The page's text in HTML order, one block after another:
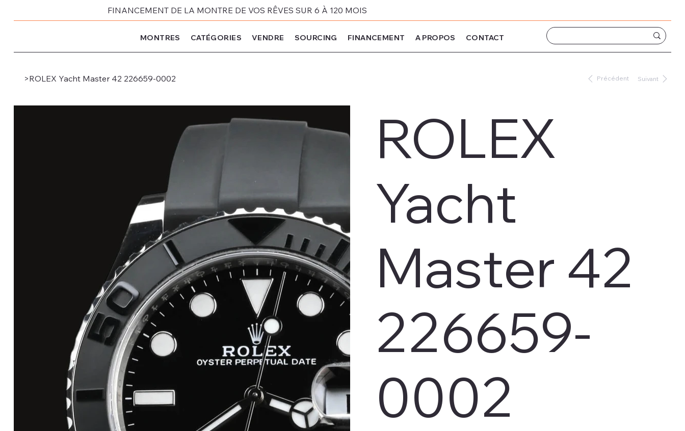
FINANCEMENT DE LA MONTRE DE VOS RÊVES SUR 6 À 120 MOIS
MONTRES CATÉGORIES VENDRE SOURCING FINANCEMENT A PROPOS CONTACT
>ROLEX Yacht Master 42 226659-0002 Précédent Suivant
ROLEX
Yacht
Master 42
226659-
0002